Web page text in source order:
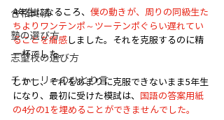
合格実績
塾の選び方
志望校の選び方
チャーリーのひとり言
4年生になるころ、 僕の動きが、周りの同級生た
ちよりワンテンポ～ツーテンポぐらい遅れてい
ることを痛感 しました。それを克服するのに精
一杯でした。
しかし、それをあまりに克服できないまま5年生
になり、最初に受けた模試は、
国語の答案用紙
の4分の1を埋めることができませんでした。